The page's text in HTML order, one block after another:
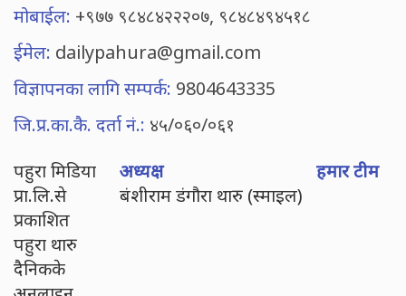
मोबाईल: +९७७ ९८४८४२२२०७, ९८४८४९४५१८
ईमेल: dailypahura@gmail.com
विज्ञापनका लागि सम्पर्क: 9804643335
जि.प्र.का.कै. दर्ता नं.: ४५/०६०/०६१
पहुरा मिडिया
प्रा.लि.से
प्रकाशित
पहुरा थारु
दैनिकके
अध्यक्ष
बंशीराम डंगौरा थारु (स्माइल)
हमार टीम